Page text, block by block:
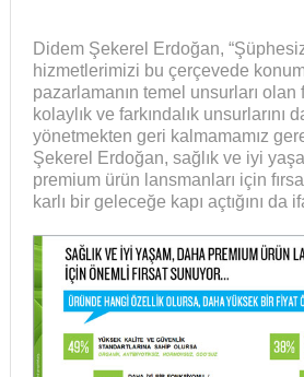
Didem Şekerel Erdoğan,
hizmetlerimizi bu çerçevede
pazarlamanın temel unsurları olan
kolaylık ve farkındalık unsurlarını
yönetmekten geri kalmamamız
Şekerel Erdoğan, sağlık ve iyi
premium ürün lansmanları için
karlı bir geleceğe kapı açtığını da